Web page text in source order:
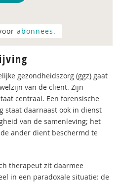
abonnees.
gezondheidszorg (ggz) gaat
van de cliënt. Zijn
centraal. Een forensische
staat daarnaast ook in dienst
van de samenleving; het
ander dient beschermd te
therapeut zit daarmee
in een paradoxale situatie: de